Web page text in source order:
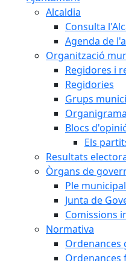
Alcaldia
Consulta
Agenda de
Organització
Regidores i
Regidories
Grups
Organigrama
Blocs
Els
Resultats
Òrgans de
Ple municipal
Junta de
Comissions
Normativa
Ordenances
Ordenances